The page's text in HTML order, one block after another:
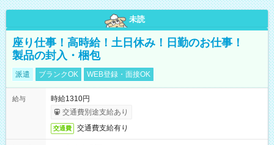
未読
座り仕事！高時給！土日休み！日勤のお仕事！
製品の封入・梱包
派遣 ブランクOK WEB登録・面接OK
給与
時給1310円
交通費別途支給あり
交通費 交通費支給有り